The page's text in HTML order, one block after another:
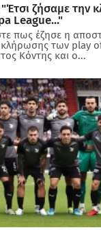
ζήσαμε την
League..."
πως έζησε η
κλήρωσης των play
Κόντης και ο...